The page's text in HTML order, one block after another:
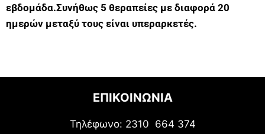
εβδομάδα.Συνήθως 5 θεραπείες με διαφορά 20
ημερών μεταξύ τους είναι υπεραρκετές.
ΕΠΙΚΟΙΝΩΝΙΑ
Τηλέφωνο: 2310 664 374